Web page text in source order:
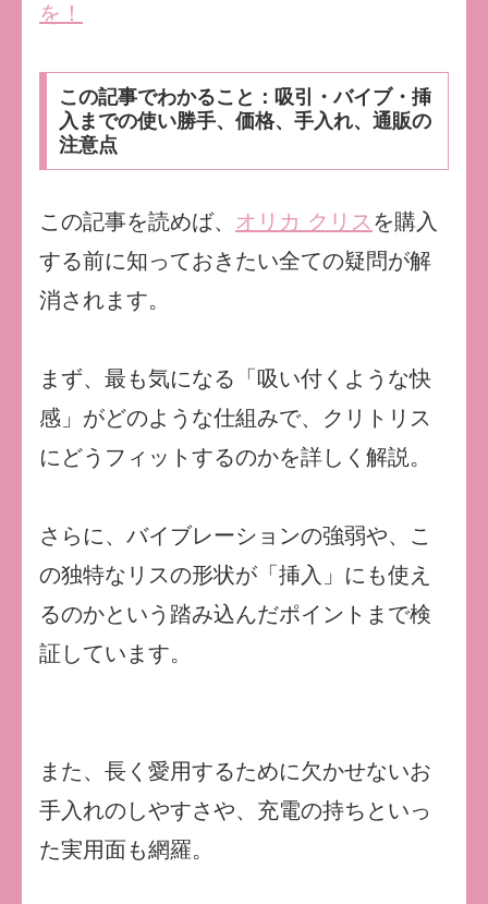
を！
この記事でわかること：吸引・バイブ・挿
入までの使い勝手、価格、手入れ、通販の
注意点
この記事を読めば、 オリカ クリス を購入
する前に知っておきたい全ての疑問が解
消されます。
まず、最も気になる「吸い付くような快
感」がどのような仕組みで、クリトリス
にどうフィットするのかを詳しく解説。
さらに、バイブレーションの強弱や、こ
の独特なリスの形状が「挿入」にも使え
るのかという踏み込んだポイントまで検
証しています。
また、長く愛用するために欠かせないお
手入れのしやすさや、充電の持ちといっ
た実用面も網羅。